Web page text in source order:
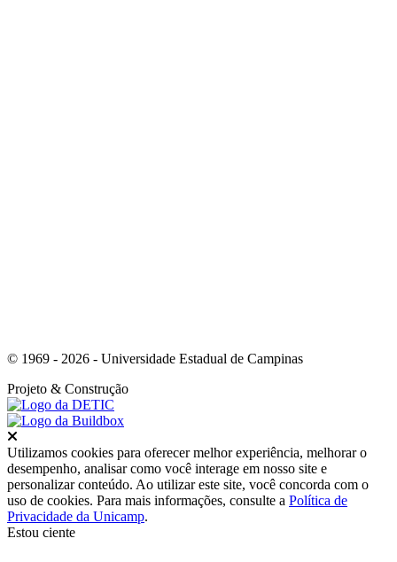
© 1969 - 2026 - Universidade Estadual de Campinas
Projeto & Construção
Utilizamos cookies para oferecer melhor experiência, melhorar o
desempenho, analisar como você interage em nosso site e
personalizar conteúdo. Ao utilizar este site, você concorda com o
uso de cookies. Para mais informações, consulte a Política de
Privacidade da Unicamp.
Estou ciente